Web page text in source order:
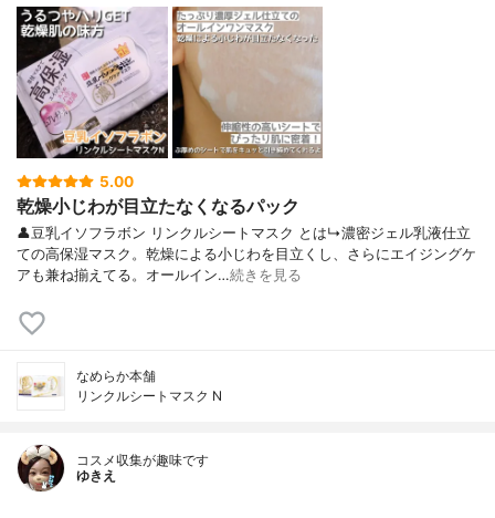
5.00
乾燥小じわが目立たなくなるパック
👤豆乳イソフラボン リンクルシートマスク とは↳濃密ジェル乳液仕立
ての高保湿マスク。乾燥による小じわを目立くし、さらにエイジングケ
アも兼ね揃えてる。オールイン…続きを見る
なめらか本舗
リンクルシートマスク N
コスメ収集が趣味です
ゆきえ